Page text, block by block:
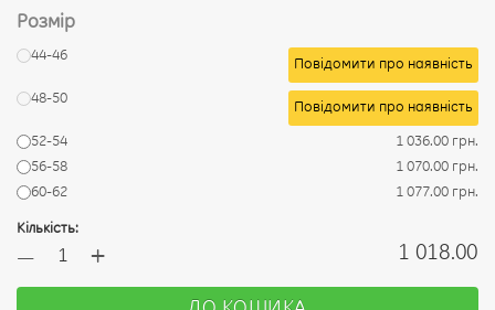
Розмір
44-46
Повідомити про наявність
48-50
Повідомити про наявність
52-54
1 036.00 грн.
56-58
1 070.00 грн.
60-62
1 077.00 грн.
Кількість:
— + 1 018.00